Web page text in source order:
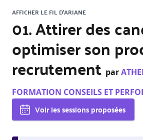
AFFICHER LE FIL D'ARIANE
01. Attirer des
optimiser son
recrutement par
FORMATION CONSEILS ET
Voir les sessions proposées